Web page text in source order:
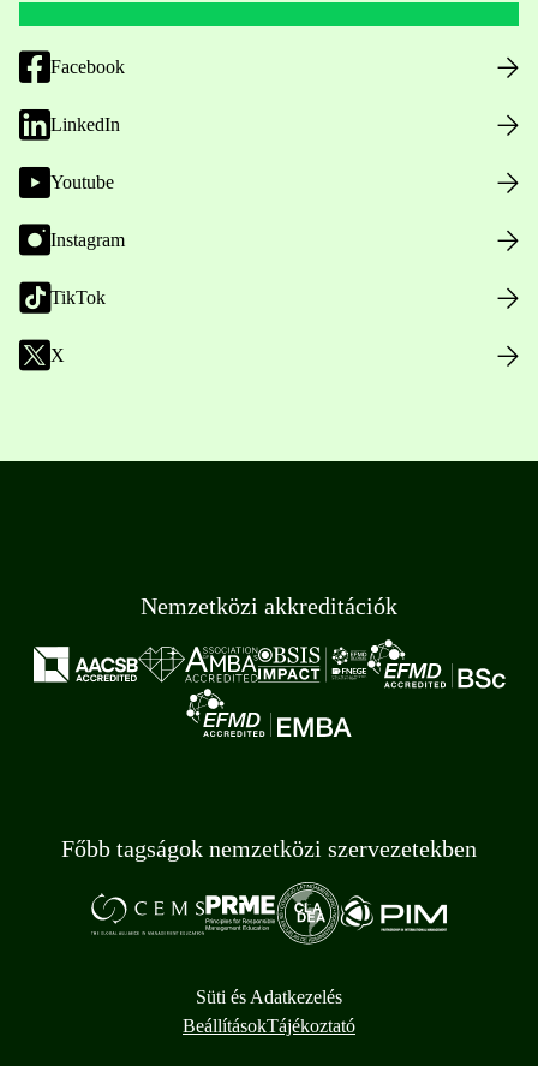
Facebook
LinkedIn
Youtube
Instagram
TikTok
X
Nemzetközi akkreditációk
Főbb tagságok nemzetközi szervezetekben
Süti és Adatkezelés
BeállításokTájékoztató